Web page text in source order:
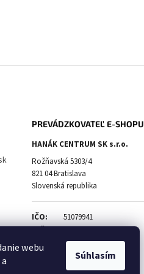
webu
Súhlasím
PREVÁDZKOVATEĽ E-SHOPU
HANÁK CENTRUM SK s.r.o.
Rožňavská 5303/4
821 04 Bratislava
Slovenská republika
IČO:
51079941
IČ DPH:
SK2120583663